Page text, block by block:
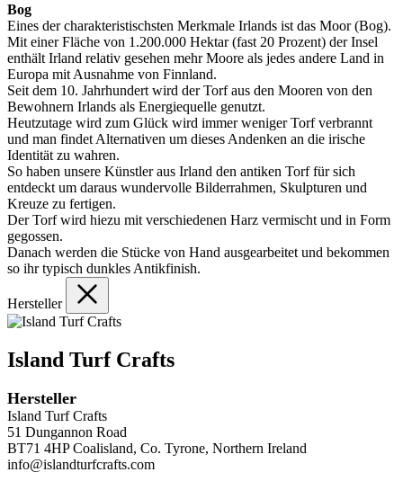
Bog
Eines der charakteristischsten Merkmale Irlands ist das Moor (Bog).
Mit einer Fläche von 1.200.000 Hektar (fast 20 Prozent) der Insel
enthält Irland relativ gesehen mehr Moore als jedes andere Land in
Europa mit Ausnahme von Finnland.
Seit dem 10. Jahrhundert wird der Torf aus den Mooren von den
Bewohnern Irlands als Energiequelle genutzt.
Heutzutage wird zum Glück wird immer weniger Torf verbrannt
und man findet Alternativen um dieses Andenken an die irische
Identität zu wahren.
So haben unsere Künstler aus Irland den antiken Torf für sich
entdeckt um daraus wundervolle Bilderrahmen, Skulpturen und
Kreuze zu fertigen.
Der Torf wird hiezu mit verschiedenen Harz vermischt und in Form
gegossen.
Danach werden die Stücke von Hand ausgearbeitet und bekommen
so ihr typisch dunkles Antikfinish.
Hersteller
Island Turf Crafts
Hersteller
Island Turf Crafts
51 Dungannon Road
BT71 4HP Coalisland, Co. Tyrone, Northern Ireland
info@islandturfcrafts.com